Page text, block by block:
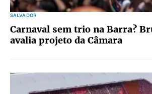
SALVADOR
Carnaval sem trio na Barra?
avalia projeto da Câmara